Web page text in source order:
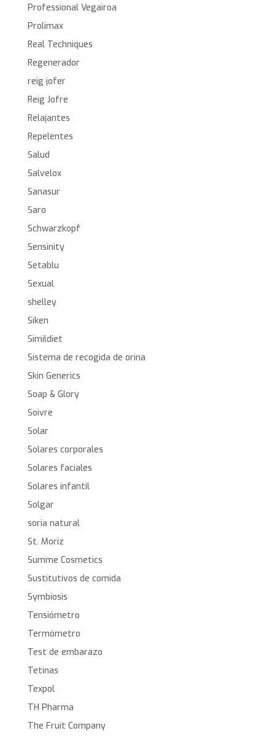
Professional Vegairoa
Prolimax
Real Techniques
Regenerador
reig jofer
Reig Jofre
Relajantes
Repelentes
Salud
Salvelox
Sanasur
Saro
Schwarzkopf
Sensinity
Setablu
Sexual
shelley
Siken
Simildiet
Sistema de recogida de orina
Skin Generics
Soap & Glory
Soivre
Solar
Solares corporales
Solares faciales
Solares infantil
Solgar
soria natural
St. Moriz
Summe Cosmetics
Sustitutivos de comida
Symbiosis
Tensiómetro
Termómetro
Test de embarazo
Tetinas
Texpol
TH Pharma
The Fruit Company